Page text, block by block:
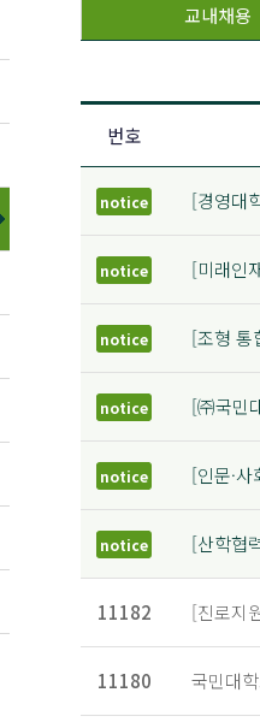
교내채용
번호
notice [경영대
notice [미래인
notice [조형 통
notice [㈜국민
notice [인문·
notice [산학협
11182 [진로지
11180 국민대